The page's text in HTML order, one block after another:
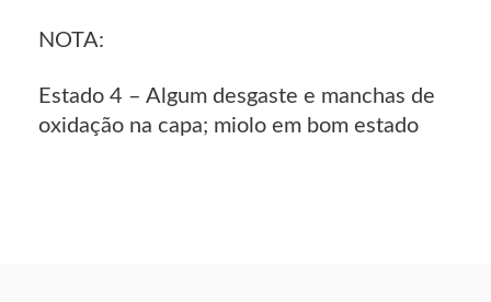
NOTA:
Estado 4 – Algum desgaste e manchas de
oxidação na capa; miolo em bom estado